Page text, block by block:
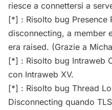
riesce a connettersi a
[*] : Risolto bug Presence
disconnecting, a member
era raised. (Grazie a
[*] : Risolto bug Intraweb
con Intraweb XV.
[*] : Risolto bug Thread
Disconnecting quando